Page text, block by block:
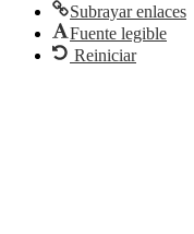
Subrayar enlaces
Fuente legible
Reiniciar